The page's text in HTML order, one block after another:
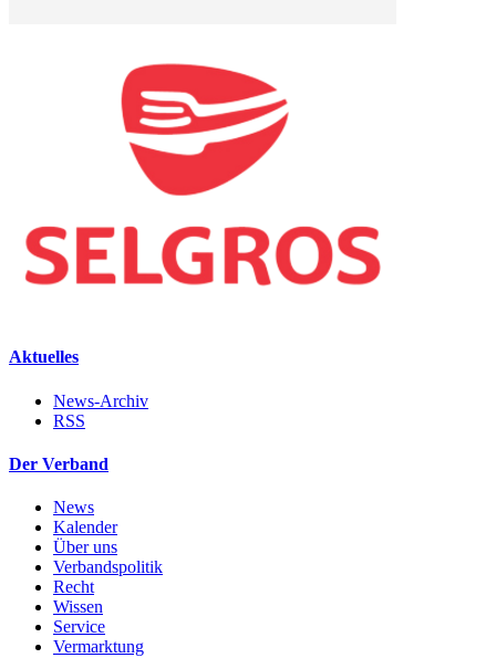
Aktuelles
News-Archiv
RSS
Der Verband
News
Kalender
Über uns
Verbandspolitik
Recht
Wissen
Service
Vermarktung